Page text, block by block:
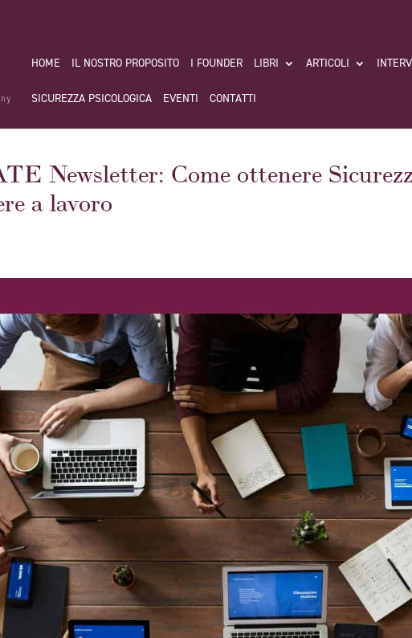
HOME IL NOSTRO PROPOSITO I FOUNDER LIBRI ARTICOLI
SICUREZZA PSICOLOGICA EVENTI CONTATTI
Newsletter: Come ottenere
a lavoro